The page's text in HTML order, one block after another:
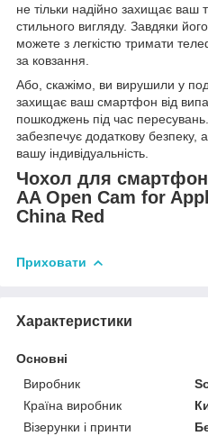
не тільки надійно захищає
стильного вигляду. Завдяки
можете з легкістю тримати
за ковзання.
Або, скажімо, ви вирушили у
захищає ваш смартфон від
пошкоджень під час
забезпечує додаткову безпеку,
вашу індивідуальність.
Чохол для
AA Open Cam for
China Red
Приховати
Характеристики
Основні
Виробник
Країна виробник
Візерунки і принти